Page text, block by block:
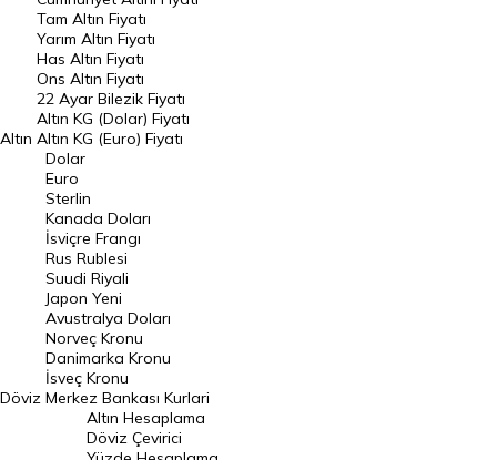
DÖVİZ
Döviz Kuru
Dolar Kuru
Euro Kuru
Pound Kuru
Frank Kuru
Riyal Kuru
Avustralya Doları
Danimarka Kronu Kuru
Kanada Doları Kuru
Norveç Kronu Kuru
İsveç Kronu Kuru
Altın
Tam Altın Fiyatı
Yarım Altın Fiyatı
Has Altın Fiyatı
Ons Altın Fiyatı
22 Ayar Bilezik Fiyatı
Altın KG (Dolar) Fiyatı
Altın KG (Euro) Fiyatı
Döviz
Dolar
Euro
Sterlin
Kanada Doları
İsviçre Frangı
Rus Rublesi
Suudi Riyali
Japon Yeni
Avustralya Doları
Norveç Kronu
Danimarka Kronu
İsveç Kronu
Merkez Bankası Kurlari
Altın Hesaplama
Döviz Çevirici